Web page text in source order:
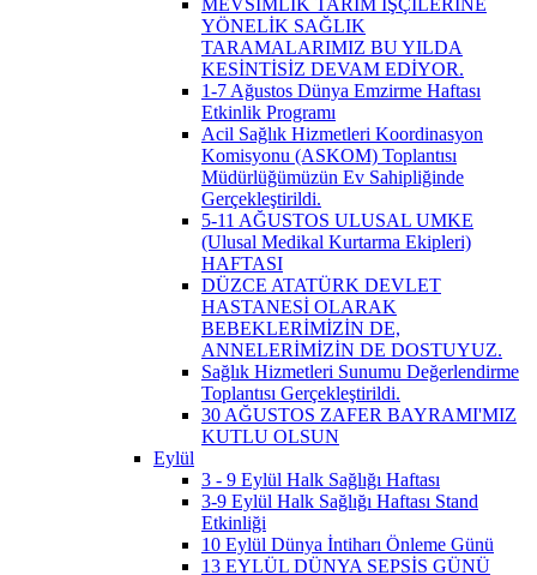
YÖNELİK SAĞLIK
TARAMALARIMIZ BU YILDA
KESİNTİSİZ DEVAM EDİYOR.
1-7 Ağustos Dünya Emzirme Haftası
Etkinlik Programı
Acil Sağlık Hizmetleri Koordinasyon
Komisyonu (ASKOM) Toplantısı
Müdürlüğümüzün Ev Sahipliğinde
Gerçekleştirildi.
5-11 AĞUSTOS ULUSAL UMKE
(Ulusal Medikal Kurtarma Ekipleri)
HAFTASI
DÜZCE ATATÜRK DEVLET
HASTANESİ OLARAK
BEBEKLERİMİZİN DE,
ANNELERİMİZİN DE DOSTUYUZ.
Sağlık Hizmetleri Sunumu Değerlendirme
Toplantısı Gerçekleştirildi.
30 AĞUSTOS ZAFER BAYRAMI'MIZ
KUTLU OLSUN
Eylül
3 - 9 Eylül Halk Sağlığı Haftası
3-9 Eylül Halk Sağlığı Haftası Stand
Etkinliği
10 Eylül Dünya İntiharı Önleme Günü
13 EYLÜL DÜNYA SEPSİS GÜNÜ